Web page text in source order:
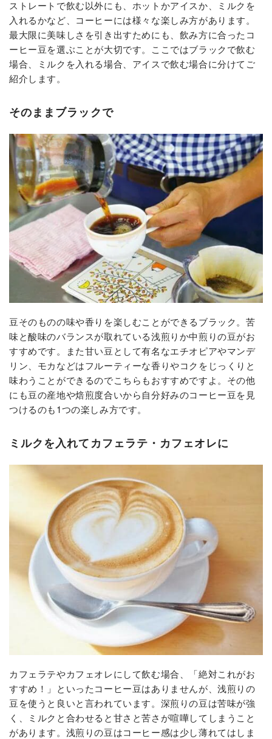
ストレートで飲む以外にも、ホットかアイスか、ミルクを
入れるかなど、コーヒーには様々な楽しみ方があります。
最大限に美味しさを引き出すためにも、飲み方に合ったコ
ーヒー豆を選ぶことが大切です。ここではブラックで飲む
場合、ミルクを入れる場合、アイスで飲む場合に分けてご
紹介します。
そのままブラックで
豆そのものの味や香りを楽しむことができるブラック。苦
味と酸味のバランスが取れている浅煎りか中煎りの豆がお
すすめです。また甘い豆として有名なエチオピアやマンデ
リン、モカなどはフルーティーな香りやコクをじっくりと
味わうことができるのでこちらもおすすめですよ。その他
にも豆の産地や焙煎度合いから自分好みのコーヒー豆を見
つけるのも1つの楽しみ方です。
ミルクを入れてカフェラテ・カフェオレに
カフェラテやカフェオレにして飲む場合、「絶対これがお
すすめ！」といったコーヒー豆はありませんが、浅煎りの
豆を使うと良いと言われています。深煎りの豆は苦味が強
く、ミルクと合わせると甘さと苦さが喧嘩してしまうこと
があります。浅煎りの豆はコーヒー感は少し薄れてはしま